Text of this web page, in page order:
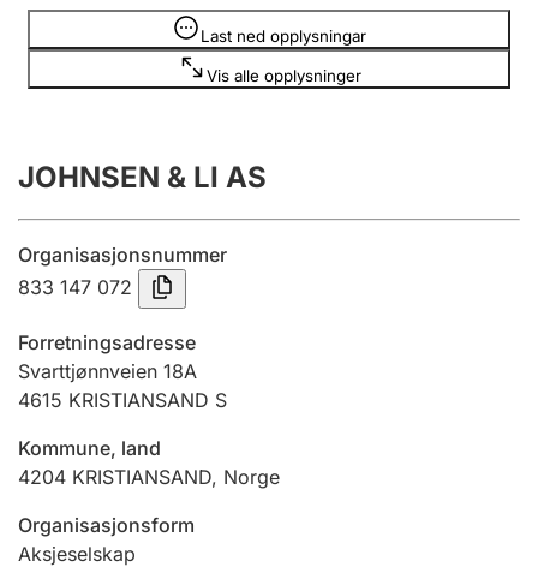
Registrere, endre, slette
Årsrekneskap
Innsending og forseinkingsgebyr
Tinglysing
Jeger
Ektepaktrettleiaren
Last ned opplysningar
Vis alle opplysninger
Opplysninger er skjult
JOHNSEN & LI AS
Organisasjonsnummer
833 147 072
Forretningsadresse
Svarttjønnveien 18A
4615 KRISTIANSAND S
Kommune, land
4204 KRISTIANSAND, Norge
Organisasjonsform
Aksjeselskap